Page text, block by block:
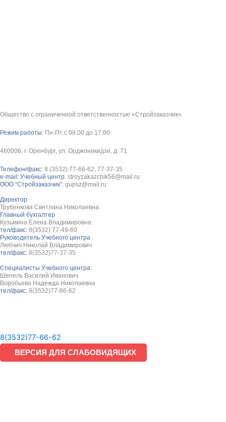
Общество с ограниченной ответственностью «Стройзаказчик».
Режим работы: Пн-Пт с 08.00 до 17.00
460006, г. Оренбург, ул. Орджоникидзе, д. 71
Телефон/факс: 8 (3532) 77-66-62, 77-37-35
e-mail: Учебный центр: stroyzakazchik56@mail.ru
ООО “Стройзаказчик”: gupsz@mail.ru
Директор
Трубенкова Светлана Николаевна.
Главный бухгалтер
Кузьмина Елена Владимировна
тел/факс: 8(3532) 77-49-60
Руководитель Учебного центра
Любчич Николай Владимирович
тел/факс: 8(3532)77-37-35
Специалисты Учебного центра:
Шепель Василий Иванович
Воробьева Надежда Николаевна
тел/факс: 8(3532)77-66-62
8(3532)77-66-62
ВЕРСИЯ ДЛЯ СЛАБОВИДЯЩИХ